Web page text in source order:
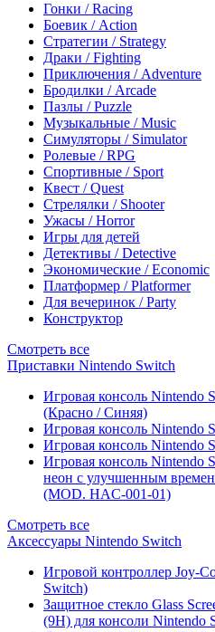
Гонки / Racing
Боевик / Action
Стратегии / Strategy
Драки / Fighting
Приключения / Adventure
Бродилки / Arcade
Пазлы / Puzzle
Музыкальные / Music
Симуляторы / Simulator
Ролевые / RPG
Спортивные / Sport
Квест / Quest
Стрелялки / Shooter
Ужасы / Horror
Игры для детей
Детективы / Detective
Экономические / Economic
Платформер / Platformer
Для вечеринок / Party
Конструктор
Смотреть все
Приставки Nintendo Switch
Игровая консоль Nintendo
(Красно / Синяя)
Игровая консоль Nintendo
Игровая консоль Nintendo
Игровая консоль Nintendo
неон с улучшенным
(MOD. HAC-001-01)
Смотреть все
Аксессуары Nintendo Switch
Игровой контроллер Joy-
Switch)
Защитное стекло Glass
(9H) для консоли Nintendo